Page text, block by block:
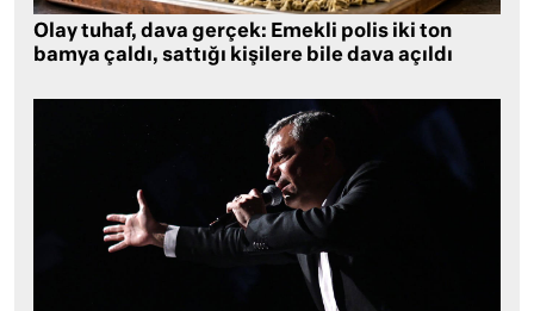
Olay tuhaf, dava gerçek: Emekli polis iki ton
bamya çaldı, sattığı kişilere bile dava açıldı